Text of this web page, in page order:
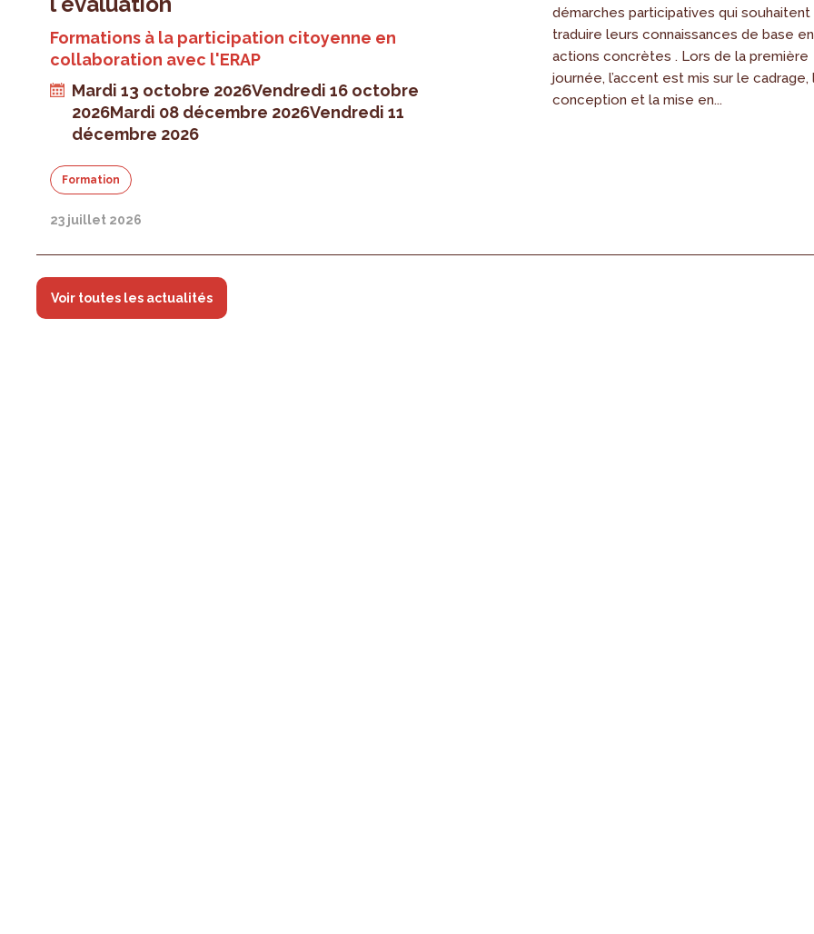
Formations à la participation citoyenne en
collaboration avec l'ERAP
Mardi 13 octobre 2026Vendredi 16 octobre
2026Mardi 08 décembre 2026Vendredi 11
décembre 2026
Formation
23 juillet 2026
démarches participatives qui souhaitent
traduire leurs connaissances de base en
actions concrètes . Lors de la première
journée, l’accent est mis sur le cadrage,
conception et la mise en...
Voir toutes les actualités